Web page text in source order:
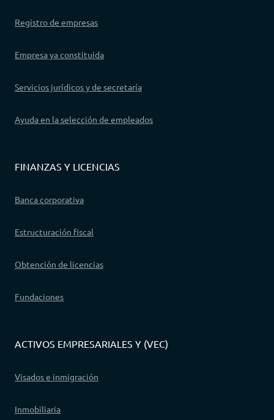
Registro de empresas
Empresa ya constituida
Servicios jurídicos y de secretaría
Ayuda en la selección de empleados
FINANZAS Y LICENCIAS
Banca corporativa
Estructuración fiscal
Obtención de licencias
Fundaciones
ACTIVOS EMPRESARIALES Y (VEC)
Visados e inmigración
Inmobiliaria